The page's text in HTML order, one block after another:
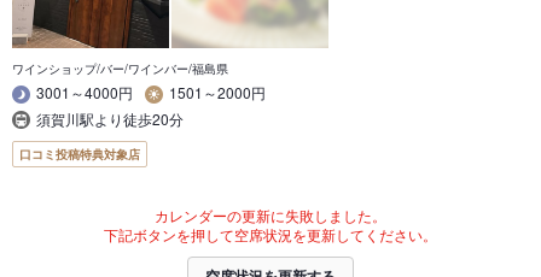
ワインショップ/バー/ワインバー/福島県
3001～4000円
1501～2000円
須賀川駅より徒歩20分
口コミ投稿特典対象店
カレンダーの更新に失敗しました。
下記ボタンを押して空席状況を更新してください。